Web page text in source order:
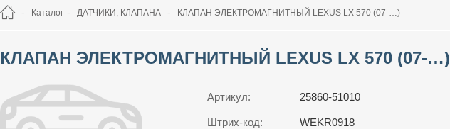
Каталог ДАТЧИКИ, КЛАПАНА КЛАПАН ЭЛЕКТРОМАГНИТНЫЙ LEXUS LX 570 (07-…)
КЛАПАН ЭЛЕКТРОМАГНИТНЫЙ LEXUS LX 570 (07-…)
Артикул: 25860-51010
Штрих-код: WEKR0918